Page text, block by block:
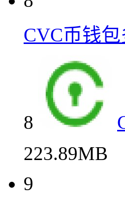
CVC币钱
8
223.89MB
9